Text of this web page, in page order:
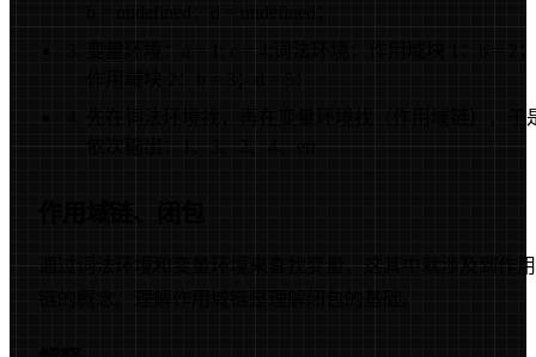
b = undefined；d = undefined；
变量环境：a = 1; c = 4;词法环境：作用域块 1：b = 2；
作用域块 2：b = 3；d = 5：
先在词法环境找，再在变量环境找（作用域链），于
依次输出：1、3、2、4、err
作用域链、闭包
通过词法环境和变量环境来查找变量，这其中就涉及到作
链的概念。理解作用域链是理解闭包的基础。